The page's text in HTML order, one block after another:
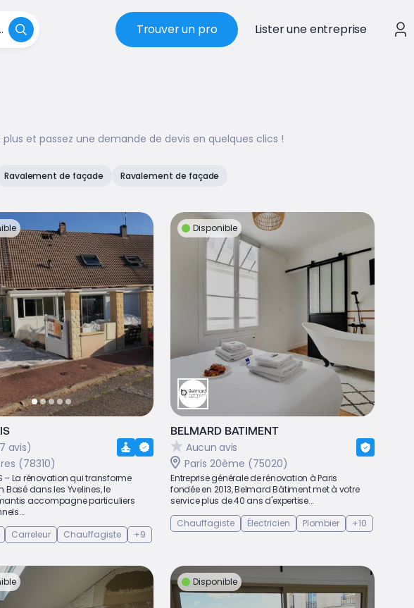
Trouver un pro Lister une entreprise
et passez une demande de devis en quelques clics !
Ravalement de façade Ravalement de façade
avis)
(78310)
– La rénovation qui transforme
Basé dans les Yvelines, le
accompagne particuliers
Carreleur Chauffagiste +9
Disponible
BELMARD BATIMENT
Aucun avis
Paris 20ème (75020)
Entreprise générale de rénovation à Paris
fondée en 2013, Belmard Bâtiment met à votre
service plus de 40 ans d'expertise...
Chauffagiste
Électricien Plombier +10
Disponible